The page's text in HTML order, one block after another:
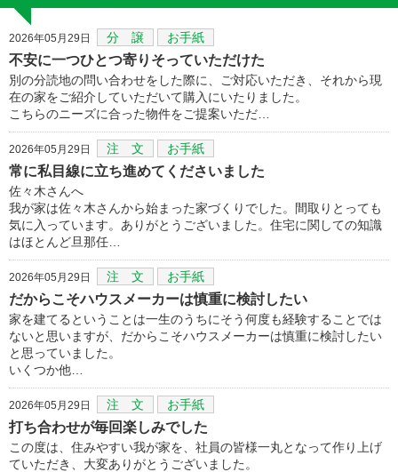
2026年05月29日 分 譲 お手紙
不安に一つひとつ寄りそっていただけた
別の分読地の問い合わせをした際に、ご対応いただき、それから現
在の家をご紹介していただいて購入にいたりました。
こちらのニーズに合った物件をご提案いただ…
2026年05月29日 注 文 お手紙
常に私目線に立ち進めてくださいました
佐々木さんへ
我が家は佐々木さんから始まった家づくりでした。間取りとっても
気に入っています。ありがとうございました。住宅に関しての知識
はほとんど旦那任…
2026年05月29日 注 文 お手紙
だからこそハウスメーカーは慎重に検討したい
家を建てるということは一生のうちにそう何度も経験することでは
ないと思いますが、だからこそハウスメーカーは慎重に検討したい
と思っていました。
いくつか他…
2026年05月29日 注 文 お手紙
打ち合わせが毎回楽しみでした
この度は、住みやすい我が家を、社員の皆様一丸となって作り上げ
ていただき、大変ありがとうございました。